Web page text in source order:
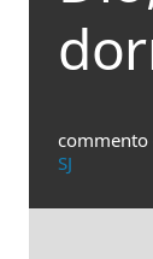
commento
SJ